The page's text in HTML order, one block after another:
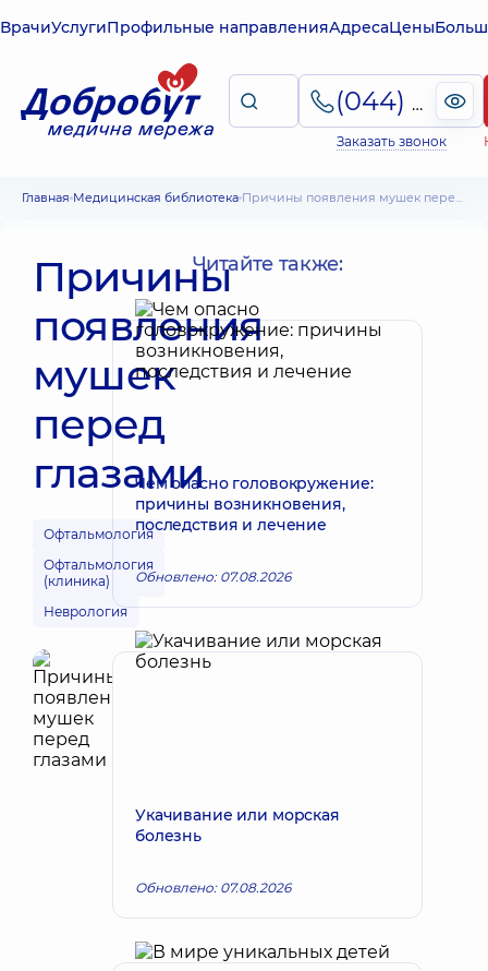
ВрачиУслугиПрофильные направленияАдресаЦены
(044) 495-2-888
Заказать звонок
Главная Медицинская библиотека Причины появления мушек перед глазами
Причины
появления
мушек
перед
глазами
Офтальмология
Офтальмология
(клиника)
Неврология
Читайте также:
Чем опасно головокружение:
причины возникновения,
последствия и лечение
Обновлено: 07.08.2026
Укачивание или морская
болезнь
Обновлено: 07.08.2026